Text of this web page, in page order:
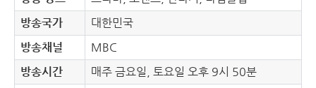
방송국가
대한민국
방송채널
MBC
방송시간
매주 금요일, 토요일 오후 9시 50분